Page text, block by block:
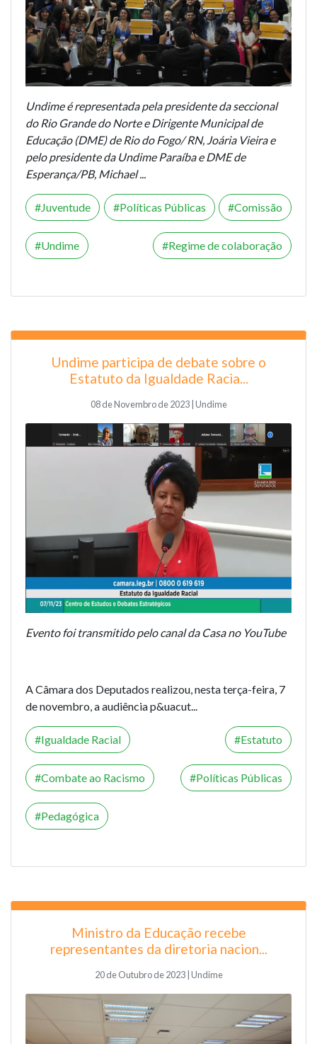
Undime é representada pela presidente da seccional
do Rio Grande do Norte e Dirigente Municipal de
Educação (DME) de Rio do Fogo/ RN, Joária Vieira e
pelo presidente da Undime Paraíba e DME de
Esperança/PB, Michael ...
Juventude Políticas Públicas Comissão
Undime Regime de colaboração
Undime participa de debate sobre o
Estatuto da Igualdade Racia...
08 de Novembro de 2023 | Undime
Evento foi transmitido pelo canal da Casa no YouTube
A Câmara dos Deputados realizou, nesta terça-feira, 7
de novembro, a audiência p&uacut...
Igualdade Racial Estatuto
Combate ao Racismo Políticas Públicas
Pedagógica
Ministro da Educação recebe
representantes da diretoria nacion...
20 de Outubro de 2023 | Undime